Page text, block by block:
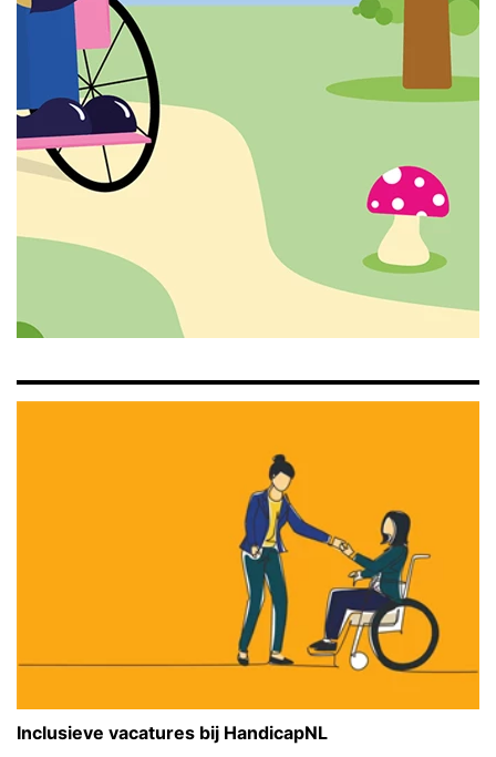
Inclusieve vacatures bij HandicapNL